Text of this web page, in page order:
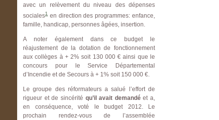
avec un relèvement du niveau des dépenses
sociales1 en direction des programmes: enfance,
famille, handicap, personnes âgées, insertion.
A noter également dans ce budget le
réajustement de la dotation de fonctionnement
aux collèges à + 2% soit 130 000 € ainsi que le
concours pour le Service Départemental
d’Incendie et de Secours à + 1% soit 150 000 €.
Le groupe des réformateurs a salué l’effort de
rigueur et de sincérité qu’il avait demandéet a,
en conséquence, voté le budget 2012. Le
prochain rendez-vous de l’assemblée